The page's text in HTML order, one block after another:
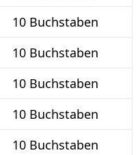
10 Buchstaben
10 Buchstaben
10 Buchstaben
10 Buchstaben
10 Buchstaben